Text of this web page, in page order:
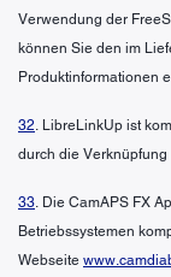
Verwendung der
können Sie den im
Produktinformationen
32. LibreLinkUp ist
durch die Verknüpfung
33. Die CamAPS FX
Betriebssystemen
Webseite